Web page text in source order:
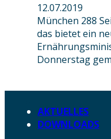
12.07.2019
München 288
das bietet ein
Donnerstag
AKTUELLES
DOWNLOADS